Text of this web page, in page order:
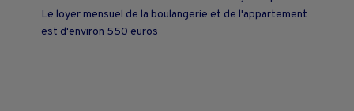
Le loyer mensuel de la boulangerie et de l'appartement
est d'environ 550 euros